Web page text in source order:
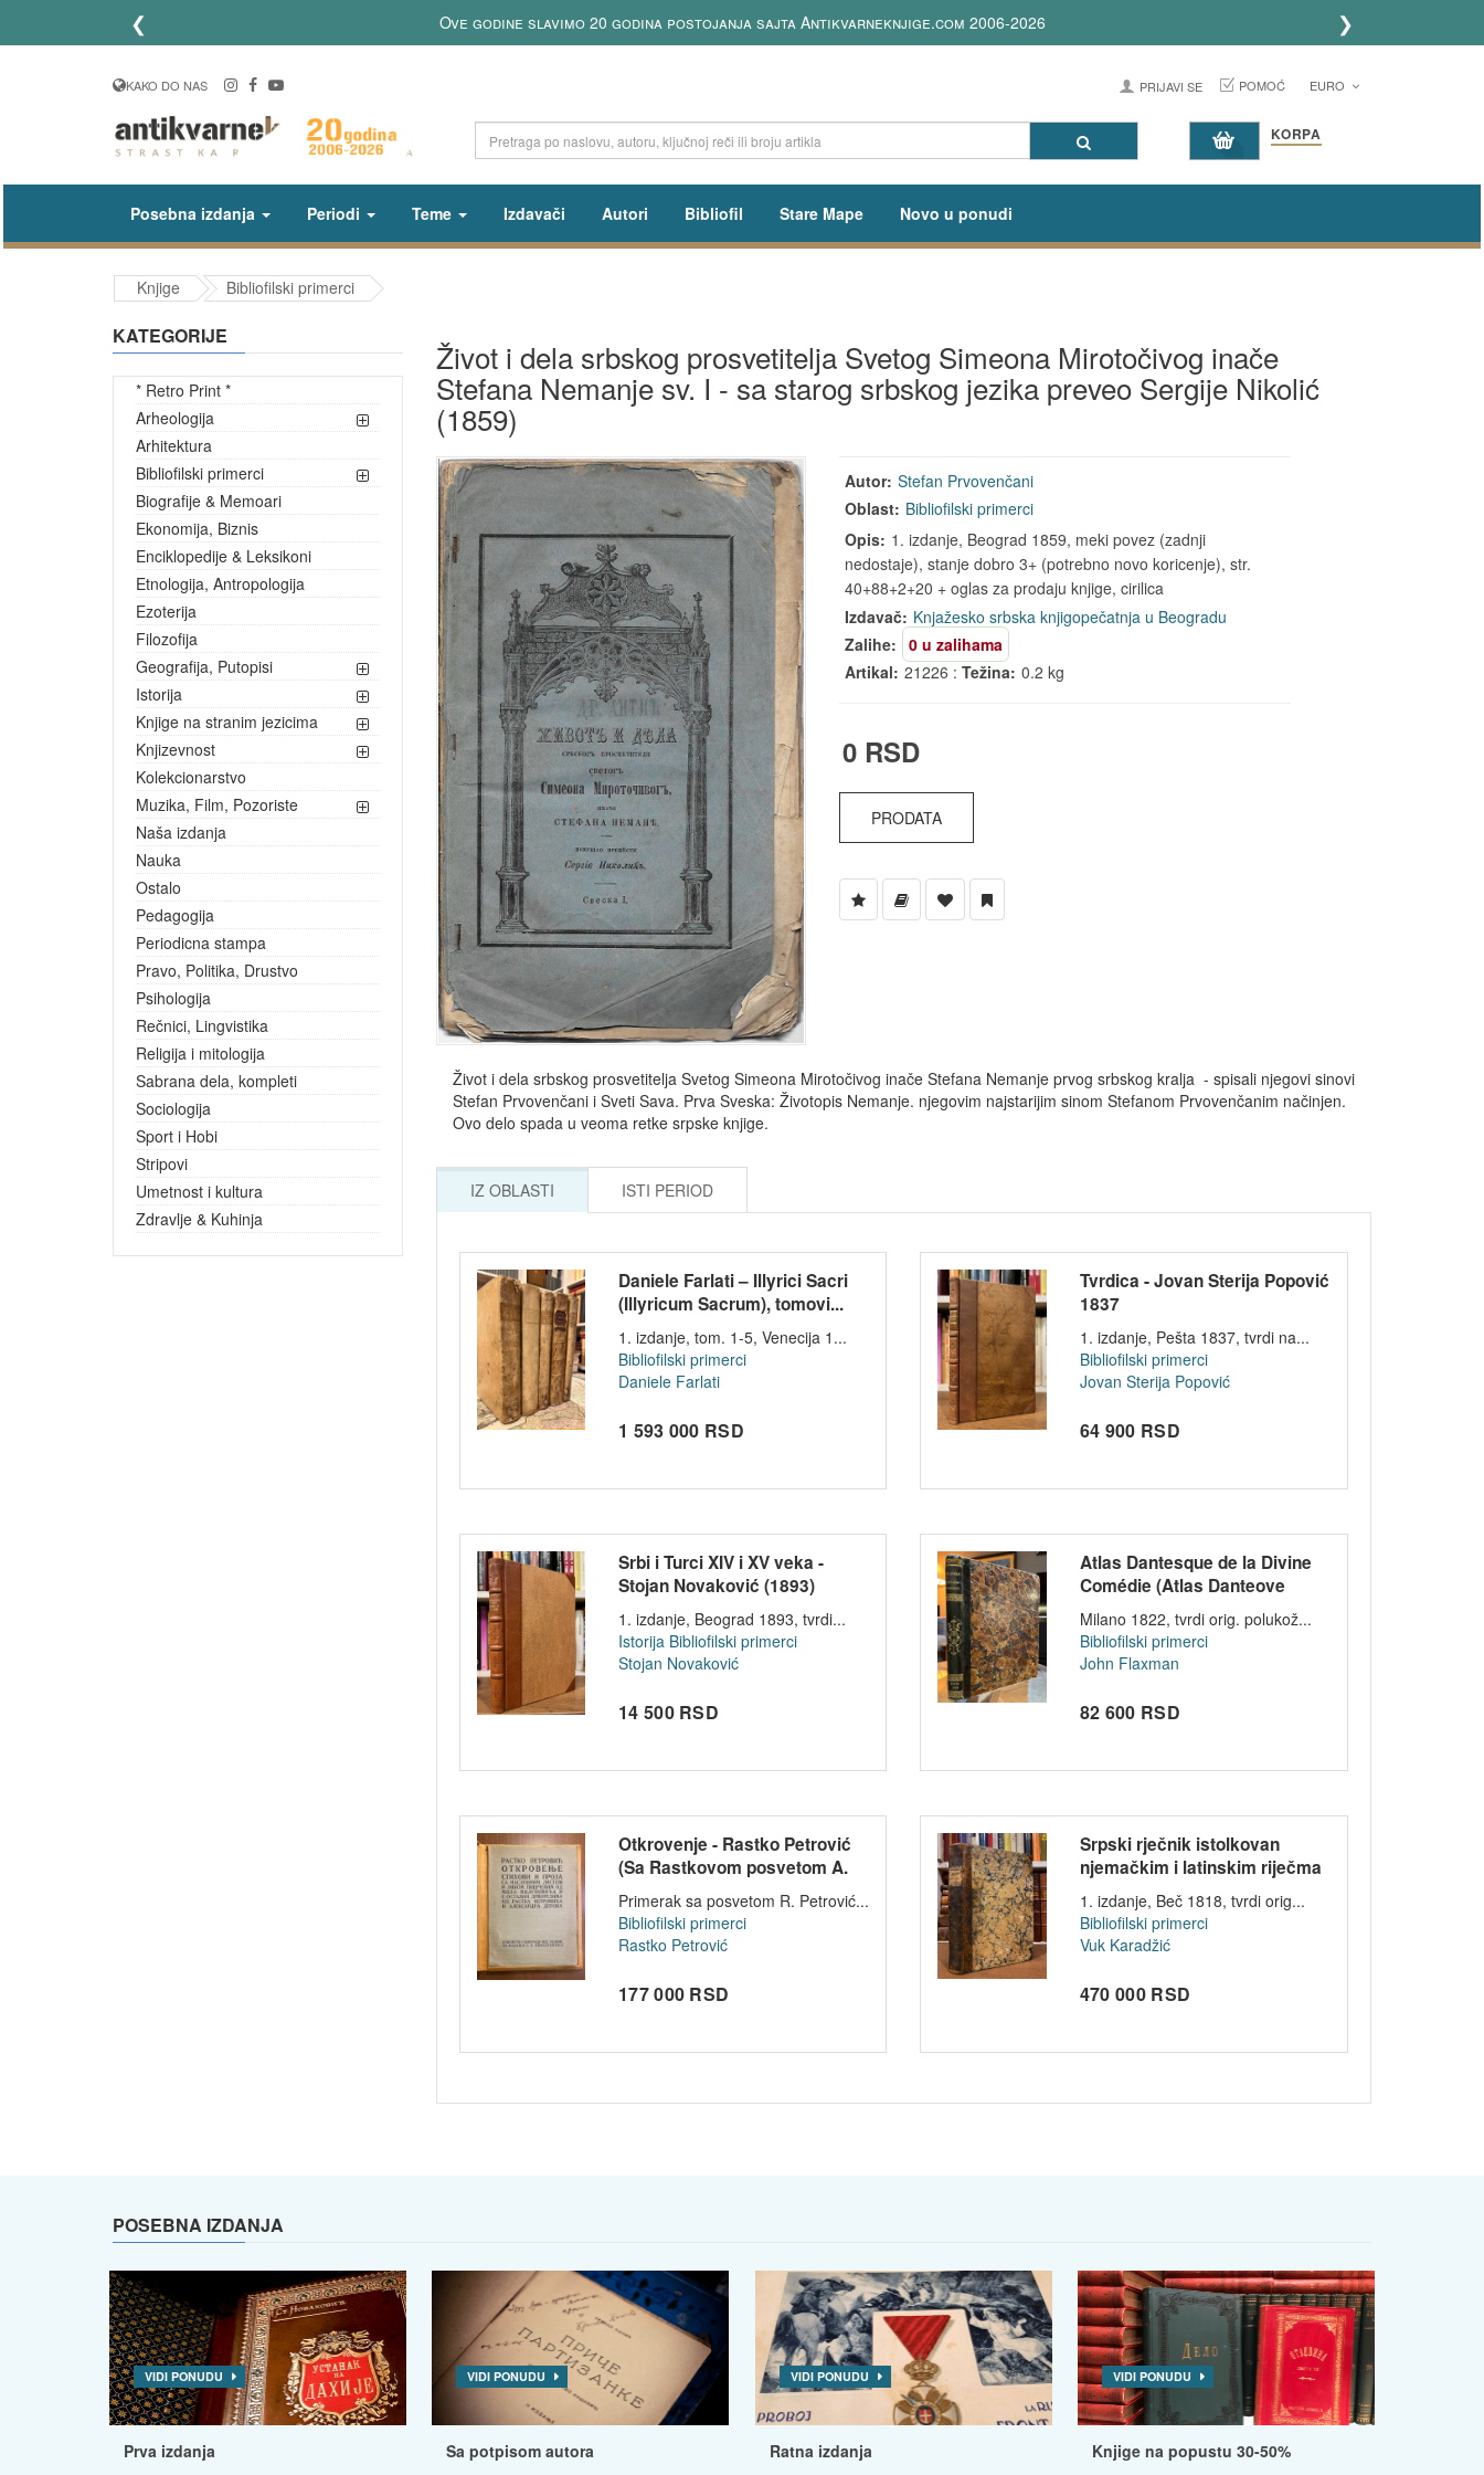
❮ Ove godine slavimo 20 godina postojanja sajta Antikvarneknjige.com 2006-2026 ❯
KAKO DO NAS PRIJAVI SE POMOĆ EURO
KORPA
Posebna izdanja Periodi Teme Izdavači Autori Bibliofil Stare Mape Novo u ponudi
Knjige Bibliofilski primerci
KATEGORIJE
* Retro Print *
Arheologija
Arhitektura
Bibliofilski primerci
Biografije & Memoari
Ekonomija, Biznis
Enciklopedije & Leksikoni
Etnologija, Antropologija
Ezoterija
Filozofija
Geografija, Putopisi
Istorija
Knjige na stranim jezicima
Knjizevnost
Kolekcionarstvo
Muzika, Film, Pozoriste
Naša izdanja
Nauka
Ostalo
Pedagogija
Periodicna stampa
Pravo, Politika, Drustvo
Psihologija
Rečnici, Lingvistika
Religija i mitologija
Sabrana dela, kompleti
Sociologija
Sport i Hobi
Stripovi
Umetnost i kultura
Zdravlje & Kuhinja
Život i dela srbskog prosvetitelja Svetog Simeona Mirotočivog inače
Stefana Nemanje sv. I - sa starog srbskog jezika preveo Sergije Nikolić
(1859)
Autor: Stefan Prvovenčani
Oblast: Bibliofilski primerci
Opis: 1. izdanje, Beograd 1859, meki povez (zadnji
nedostaje), stanje dobro 3+ (potrebno novo koricenje), str.
40+88+2+20 + oglas za prodaju knjige, cirilica
Izdavač: Knjažesko srbska knjigopečatnja u Beogradu
Zalihe:
0 u zalihama
Artikal: 21226 :Težina: 0.2 kg
0 RSD
PRODATA
Život i dela srbskog prosvetitelja Svetog Simeona Mirotočivog inače Stefana Nemanje prvog srbskog kralja - spisali njegovi sinovi
Stefan Prvovenčani i Sveti Sava. Prva Sveska: Životopis Nemanje. njegovim najstarijim sinom Stefanom Prvovenčanim načinjen.
Ovo delo spada u veoma retke srpske knjige.
IZ OBLASTI ISTI PERIOD
Daniele Farlati – Illyrici Sacri
(Illyricum Sacrum), tomovi...
1. izdanje, tom. 1-5, Venecija 1...
Bibliofilski primerci
Daniele Farlati
1 593 000 RSD
Tvrdica - Jovan Sterija Popović
1837
1. izdanje, Pešta 1837, tvrdi na...
Bibliofilski primerci
Jovan Sterija Popović
64 900 RSD
Srbi i Turci XIV i XV veka -
Stojan Novaković (1893)
1. izdanje, Beograd 1893, tvrdi...
Istorija Bibliofilski primerci
Stojan Novaković
14 500 RSD
Atlas Dantesque de la Divine
Comédie (Atlas Danteove
Božanst...
Milano 1822, tvrdi orig. polukož...
Bibliofilski primerci
John Flaxman
82 600 RSD
Otkrovenje - Rastko Petrović
(Sa Rastkovom posvetom A.
Derok...
Primerak sa posvetom R. Petrović...
Bibliofilski primerci
Rastko Petrović
177 000 RSD
Srpski rječnik istolkovan
njemačkim i latinskim riječma
- Vu...
1. izdanje, Beč 1818, tvrdi orig...
Bibliofilski primerci
Vuk Karadžić
470 000 RSD
POSEBNA IZDANJA
VIDI PONUDU
Prva izdanja
VIDI PONUDU
Sa potpisom autora
VIDI PONUDU
Ratna izdanja
VIDI PONUDU
Knjige na popustu 30-50%